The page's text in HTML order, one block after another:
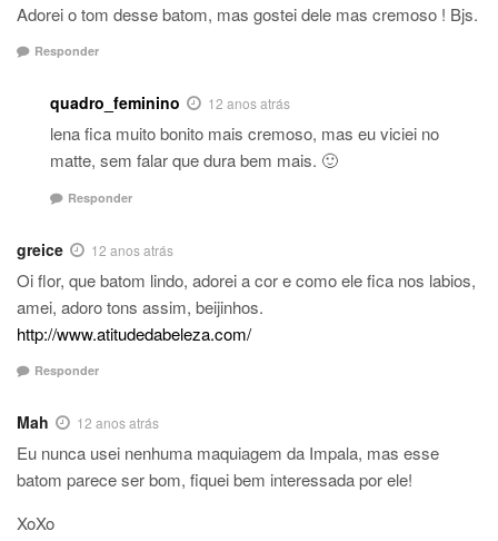
Adorei o tom desse batom, mas gostei dele mas cremoso ! Bjs.
Responder
quadro_feminino 12 anos atrás
lena fica muito bonito mais cremoso, mas eu viciei no
matte, sem falar que dura bem mais. 🙂
Responder
greice 12 anos atrás
Oi flor, que batom lindo, adorei a cor e como ele fica nos labios,
amei, adoro tons assim, beijinhos.
http://www.atitudedabeleza.com/
Responder
Mah 12 anos atrás
Eu nunca usei nenhuma maquiagem da Impala, mas esse
batom parece ser bom, fiquei bem interessada por ele!
XoXo